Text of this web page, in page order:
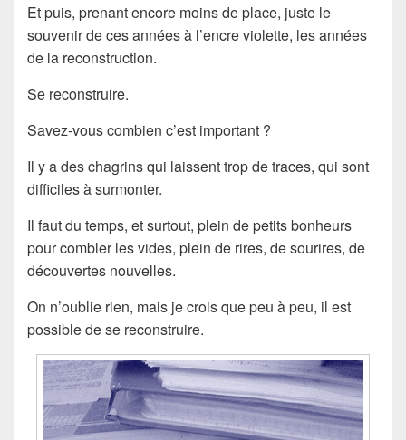
Et puis, prenant encore moins de place, juste le
souvenir de ces années à l’encre violette, les années
de la reconstruction.
Se reconstruire.
Savez-vous combien c’est important ?
Il y a des chagrins qui laissent trop de traces, qui sont
difficiles à surmonter.
Il faut du temps, et surtout, plein de petits bonheurs
pour combler les vides, plein de rires, de sourires, de
découvertes nouvelles.
On n’oublie rien, mais je crois que peu à peu, il est
possible de se reconstruire.